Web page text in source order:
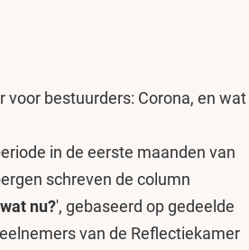
voor bestuurders: Corona, en wat
in de eerste maanden van
schreven de column
nu?', gebaseerd op gedeelde
van de Reflectiekamer